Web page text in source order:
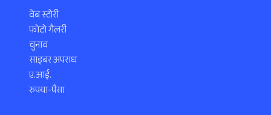
वेब स्टोरी
फोटो गैलरी
चुनाव
साइबर अपराध
ए.आई.
रुपया-पैसा